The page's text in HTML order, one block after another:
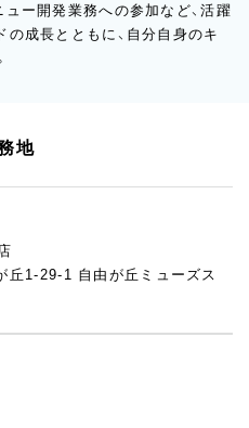
ー開発業務への参加など、活躍
成長とともに、自分自身のキ
地
1-29-1 自由が丘ミューズス